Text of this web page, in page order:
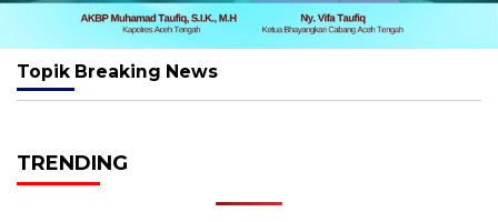
Topik Breaking News
TRENDING